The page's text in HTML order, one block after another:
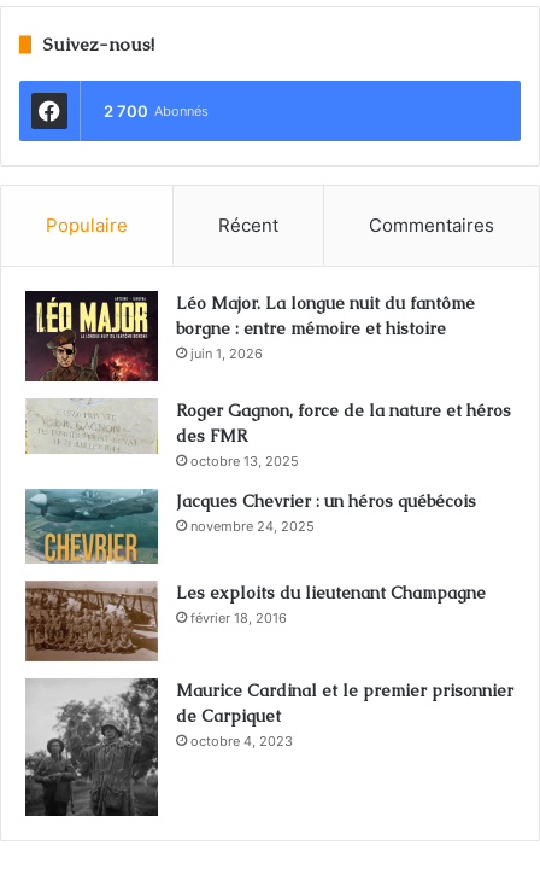
Suivez-nous!
2 700 Abonnés
Populaire Récent Commentaires
Léo Major. La longue nuit du fantôme
borgne : entre mémoire et histoire
juin 1, 2026
Roger Gagnon, force de la nature et héros
des FMR
octobre 13, 2025
Jacques Chevrier : un héros québécois
novembre 24, 2025
Les exploits du lieutenant Champagne
février 18, 2016
Maurice Cardinal et le premier prisonnier
de Carpiquet
octobre 4, 2023